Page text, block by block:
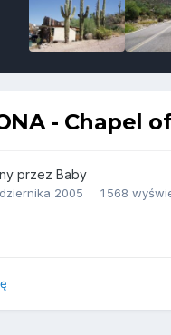
- Chapel
przez Baby
2005 1 568